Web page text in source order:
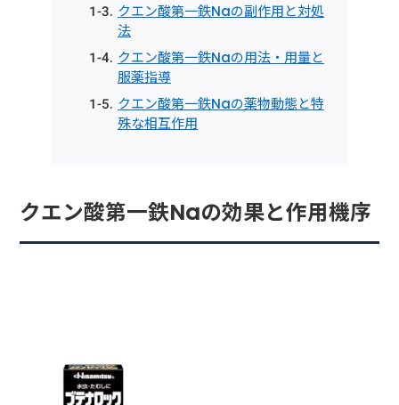
クエン酸第一鉄Naの副作用と対処
法
クエン酸第一鉄Naの用法・用量と
服薬指導
クエン酸第一鉄Naの薬物動態と特
殊な相互作用
クエン酸第一鉄Naの効果と作用機序